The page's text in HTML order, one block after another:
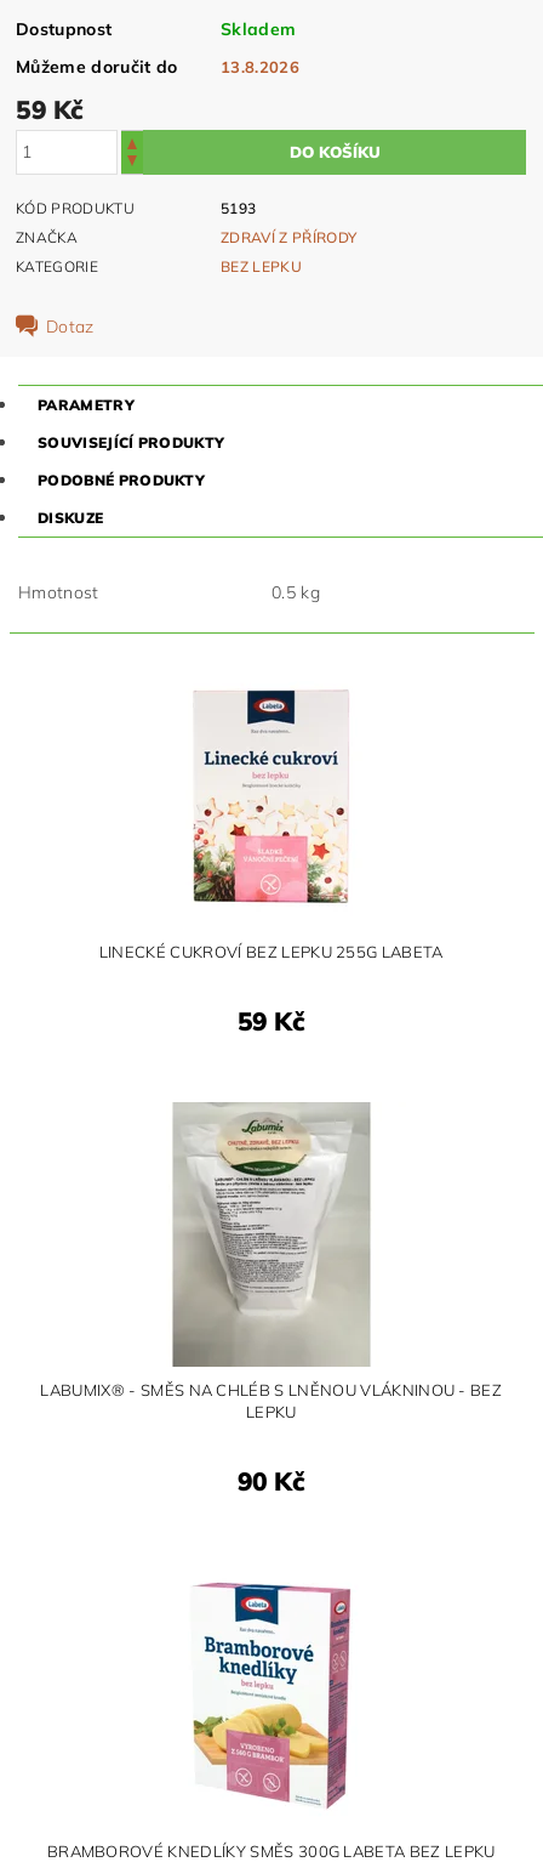
Dostupnost
Skladem
Můžeme doručit do
13.8.2026
59 Kč
KÓD PRODUKTU
5193
ZNAČKA
ZDRAVÍ Z PŘÍRODY
KATEGORIE
BEZ LEPKU
Dotaz
PARAMETRY
SOUVISEJÍCÍ PRODUKTY
PODOBNÉ PRODUKTY
DISKUZE
Hmotnost 0.5 kg
LINECKÉ CUKROVÍ BEZ LEPKU 255G LABETA
59 Kč
LABUMIX® - SMĚS NA CHLÉB S LNĚNOU VLÁKNINOU - BEZ
LEPKU
90 Kč
BRAMBOROVÉ KNEDLÍKY SMĚS 300G LABETA BEZ LEPKU